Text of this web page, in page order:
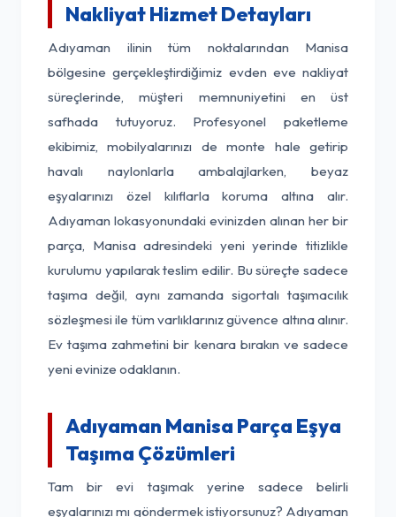
Nakliyat Hizmet Detayları
Adıyaman ilinin tüm noktalarından Manisa
bölgesine gerçekleştirdiğimiz evden eve nakliyat
süreçlerinde, müşteri memnuniyetini en üst
safhada tutuyoruz. Profesyonel paketleme
ekibimiz, mobilyalarınızı de monte hale getirip
havalı naylonlarla ambalajlarken, beyaz
eşyalarınızı özel kılıflarla koruma altına alır.
Adıyaman lokasyonundaki evinizden alınan her bir
parça, Manisa adresindeki yeni yerinde titizlikle
kurulumu yapılarak teslim edilir. Bu süreçte sadece
taşıma değil, aynı zamanda sigortalı taşımacılık
sözleşmesi ile tüm varlıklarınız güvence altına alınır.
Ev taşıma zahmetini bir kenara bırakın ve sadece
yeni evinize odaklanın.
Adıyaman Manisa Parça Eşya
Taşıma Çözümleri
Tam bir evi taşımak yerine sadece belirli
eşyalarınızı mı göndermek istiyorsunuz? Adıyaman